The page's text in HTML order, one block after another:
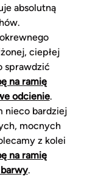
absolutną
ciepłej
sprawdzić
na ramię
odcienie.
nieco bardziej
mocnych
z kolei
na ramię
.